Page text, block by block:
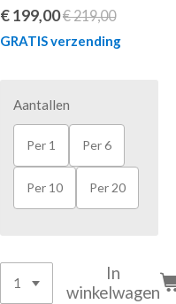
€ 199,00€ 219,00
GRATIS verzending
Aantallen
Per 1 Per 6
Per 10 Per 20
In
winkelwagen